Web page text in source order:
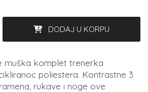
DODAJ U KORPU
muška komplet trenerka
poliestera. Kontrastne 3
rukave i noge ove